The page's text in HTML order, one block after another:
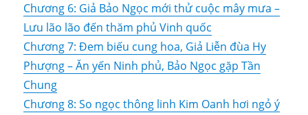
Chương 6: Giả Bảo Ngọc mới thử cuộc mây mưa –
Lưu lão lão đến thăm phủ Vinh quốc
Chương 7: Đem biếu cung hoa, Giả Liễn đùa Hy
Phượng – Ăn yến Ninh phủ, Bảo Ngọc gặp Tần
Chung
Chương 8: So ngọc thông linh Kim Oanh hơi ngỏ ý